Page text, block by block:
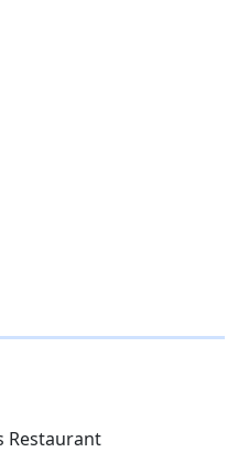
Restaurant